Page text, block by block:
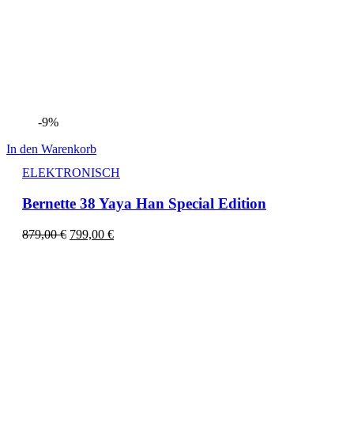
-9%
In den Warenkorb
ELEKTRONISCH
Bernette 38 Yaya Han Special Edition
879,00€ 799,00 €